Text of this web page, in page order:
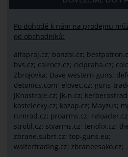
Po dohodě k nám na prodejnu
od obchodníků:
alfaproj.cz; banzai.cz;
bvs.cz; cairocz.cz; cidpraha.cz;
Zbrojovka; Dave western guns;
detonics.com; elovec.cz; guns-
JKnastroje.cz; jk-n.cz;
kostelecky.cz; kozap.cz; Mayzus;
nimrod.cz; proarms.cz;
strobl.cz; stvarms.cz; tenolix.cz;
zbrane.subrt.cz; top-guns.eu;
waltertrading.cz; zbraneesako.cz;